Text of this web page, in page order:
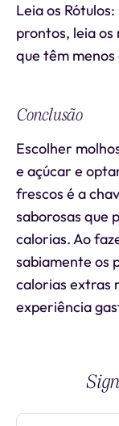
Leia os
prontos, leia os
que têm
Conclusão
Escolher
e açúcar e
frescos é a
saborosas que
calorias. Ao
sabiamente os
calorias extras
experiência